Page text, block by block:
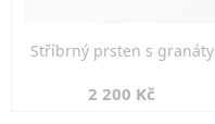
Stříbrný prsten s granáty
2 200 Kč